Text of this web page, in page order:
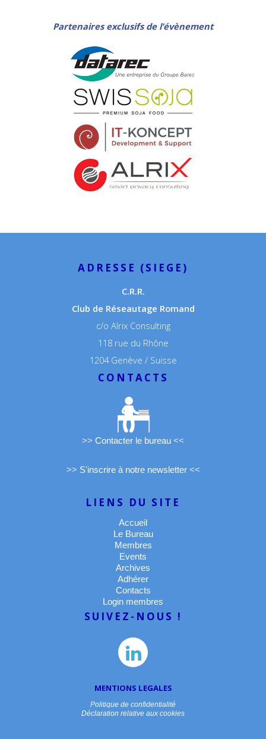
Partenaires exclusifs de l’évènement
ADRESSE (SIEGE)
C.R.R.
Club de Réseautage Romand
c/o Alrix Consulting
118 rue du Rhône
1204 Genève / Suisse
CONTACTS
>> Contacter le bureau <<
>> S'inscrire à notre newsletter<<
LIENS DU SITE
Accueil
Le Bureau
Membres
Events
Archives
Adhérer
Contacts
Login membres
SUIVEZ-NOUS !
MENTIONS LEGALES
Politique de confidentialité
Déclaration relative aux cookies